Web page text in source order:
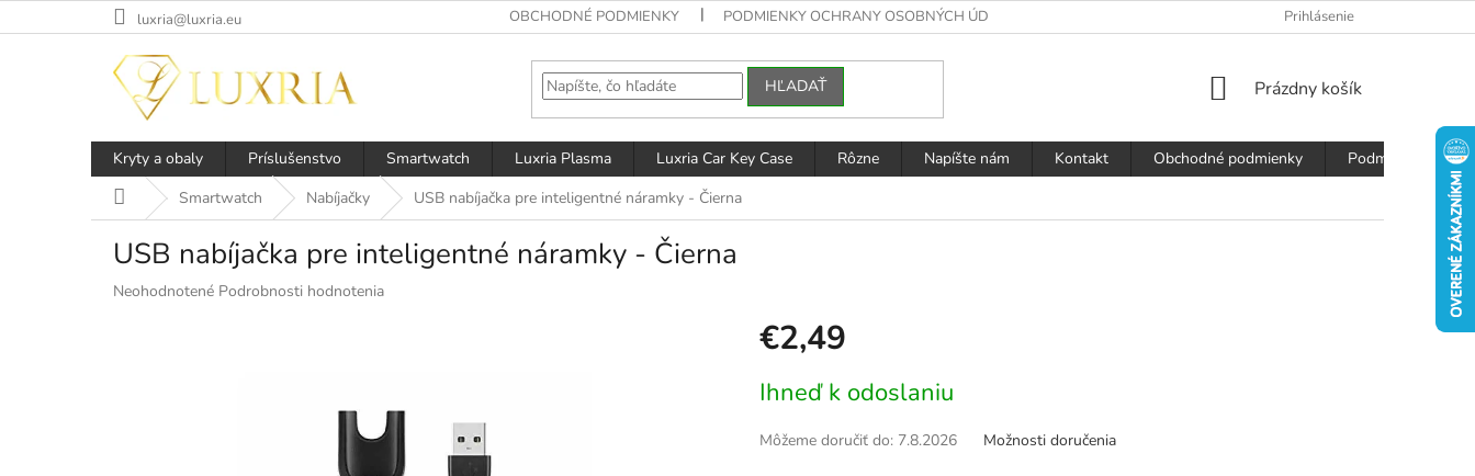
na
luxria@luxria.eu OBCHODNÉ PODMIENKY PODMIENKY OCHRANY OSOBNÝCH ÚDAJOV Prihlásenie
HĽADAŤ
NÁKUPNÝ
Prázdny košík
Kryty a obaly Príslušenstvo Smartwatch Luxria Plasma Luxria Car Key Case Rôzne Napíšte nám Kontakt Obchodné podmienky
Podmienky
DomovSmartwatch Nabíjačky USB nabíjačka pre inteligentné náramky - Čierna
USB nabíjačka pre inteligentné náramky - Čierna
Priemerné
Neohodnotené Podrobnosti hodnotenia
€2,49
cena:
Ihneď k odoslaniu
Môžeme doručiť do: 7.8.2026 Možnosti doručenia